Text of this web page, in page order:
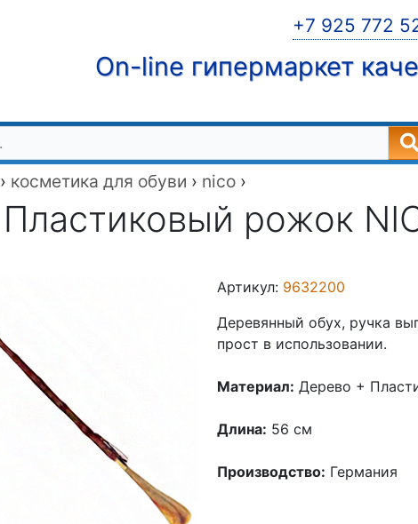
+7 925 772
On-line гипермаркет
› косметика для обуви › nico ›
Пластиковый рожок
Артикул: 9632200
Деревянный обух, ручка
прост в использовании.
Материал: Дерево +
Длина: 56 см
Производство: Германия